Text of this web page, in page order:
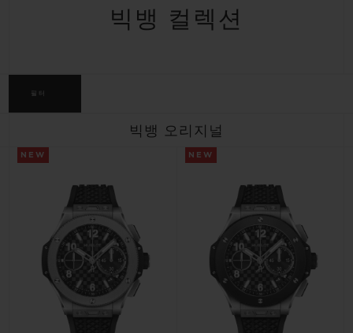
빅뱅 컬렉션
필터
빅뱅 오리지널
NEW NEW
빅뱅
온라인 익스클
익스클루시브 서비스
5+5 워런티